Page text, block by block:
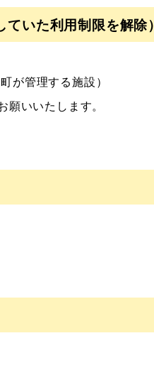
いた利用制限を解除）
が管理する施設）
いいたします。